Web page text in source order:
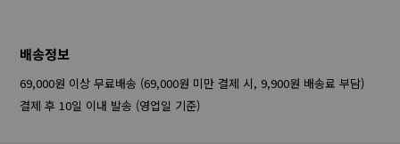
배송정보
69,000원 이상 무료배송 (69,000원 미만 결제 시, 9,900원 배송료 부담)
결제 후 10일 이내 발송 (영업일 기준)